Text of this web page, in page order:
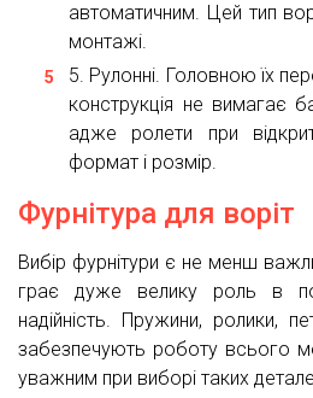
автоматичним. Цей тип
монтажі.
Рулонні. Головною їх
конструкція не вимагає
адже ролети при
формат і розмір.
Фурнітура для воріт
Вибір фурнітури є не менш
грає дуже велику роль в
надійність. Пружини, ролики,
забезпечують роботу всього
уважним при виборі таких